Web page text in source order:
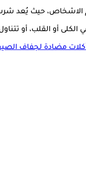
شرب كوب أو كوبين حوالي 250-
أو القلب، أو